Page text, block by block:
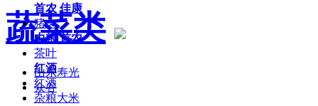
首农 佳康
猪肉
中粮 首农
茶叶
红酒
红酒
杂粮大米
蔬菜类
山东寿光
众谷